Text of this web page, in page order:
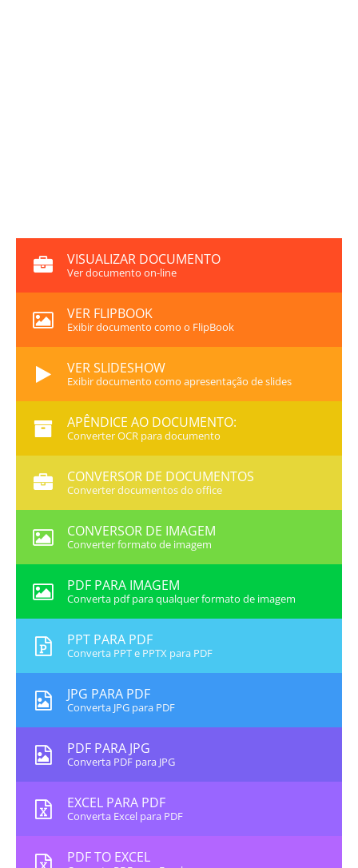
VISUALIZAR DOCUMENTO
Ver documento on-line
VER FLIPBOOK
Exibir documento como o FlipBook
VER SLIDESHOW
Exibir documento como apresentação de slides
APÊNDICE AO DOCUMENTO:
Converter OCR para documento
CONVERSOR DE DOCUMENTOS
Converter documentos do office
CONVERSOR DE IMAGEM
Converter formato de imagem
PDF PARA IMAGEM
Converta pdf para qualquer formato de imagem
PPT PARA PDF
Converta PPT e PPTX para PDF
JPG PARA PDF
Converta JPG para PDF
PDF PARA JPG
Converta PDF para JPG
EXCEL PARA PDF
Converta Excel para PDF
PDF TO EXCEL